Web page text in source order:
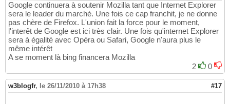
Google continuera à soutenir Mozilla tant que Internet Explorer
sera le leader du marché. Une fois ce cap franchit, je ne donne
pas chère de Firefox. L'union fait la force pour le moment,
l'interêt de Google est ici très clair. Une fois qu'internet Explorer
sera à égalité avec Opéra ou Safari, Google n'aura plus le
même intérêt
A se moment là bing financera Mozilla
2
0
w3blogfr, le 26/11/2010 à 17h38 #17